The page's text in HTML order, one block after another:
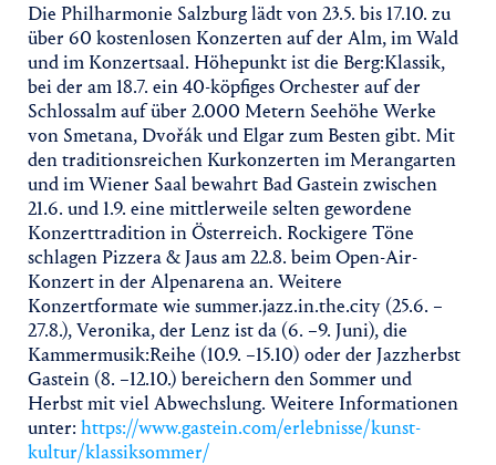
Die Philharmonie Salzburg lädt von 23.5. bis 17.10. zu
über 60 kostenlosen Konzerten auf der Alm, im Wald
und im Konzertsaal. Höhepunkt ist die Berg:Klassik,
bei der am 18.7. ein 40-köpfiges Orchester auf der
Schlossalm auf über 2.000 Metern Seehöhe Werke
von Smetana, Dvořák und Elgar zum Besten gibt. Mit
den traditionsreichen Kurkonzerten im Merangarten
und im Wiener Saal bewahrt Bad Gastein zwischen
21.6. und 1.9. eine mittlerweile selten gewordene
Konzerttradition in Österreich. Rockigere Töne
schlagen Pizzera & Jaus am 22.8. beim Open-Air-
Konzert in der Alpenarena an. Weitere
Konzertformate wie summer.jazz.in.the.city (25.6. –
27.8.), Veronika, der Lenz ist da (6. –9. Juni), die
Kammermusik:Reihe (10.9. –15.10) oder der Jazzherbst
Gastein (8. –12.10.) bereichern den Sommer und
Herbst mit viel Abwechslung. Weitere Informationen
unter: https://www.gastein.com/erlebnisse/kunst-
kultur/klassiksommer/